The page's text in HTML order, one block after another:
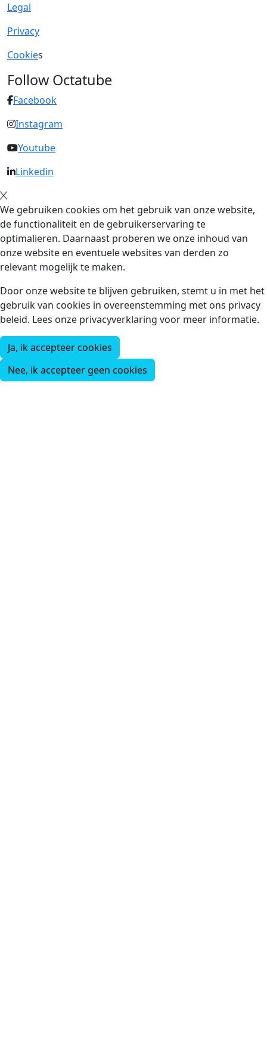
Legal
Privacy
Cookies
Follow Octatube
Facebook
Instagram
Youtube
Linkedin
We gebruiken cookies om het gebruik van onze website,
de functionaliteit en de gebruikerservaring te
optimalieren. Daarnaast proberen we onze inhoud van
onze website en eventuele websites van derden zo
relevant mogelijk te maken.
Door onze website te blijven gebruiken, stemt u in met het
gebruik van cookies in overeenstemming met ons privacy
beleid. Lees onze privacyverklaring voor meer informatie.
Ja, ik accepteer cookies
Nee, ik accepteer geen cookies